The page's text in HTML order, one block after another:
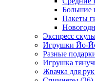
Большие
Пакеты
Экспресс
Игрушки Йо-
Разные
Игрушка
Жвачка для